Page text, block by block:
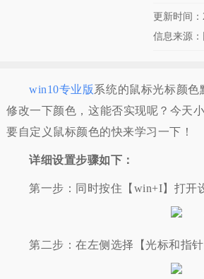
更新时间：
信息来源：
win10专业版系统的鼠标光标颜
修改一下颜色，这能否实现呢？今天
要自定义鼠标颜色的快来学习一下！
详细设置步骤如下：
第一步：同时按住【win+I】打开
第二步：在左侧选择【光标和指